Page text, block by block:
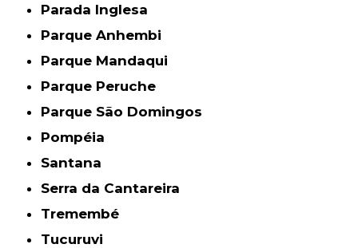
Parada Inglesa
Parque Anhembi
Parque Mandaqui
Parque Peruche
Parque São Domingos
Pompéia
Santana
Serra da Cantareira
Tremembé
Tucuruvi